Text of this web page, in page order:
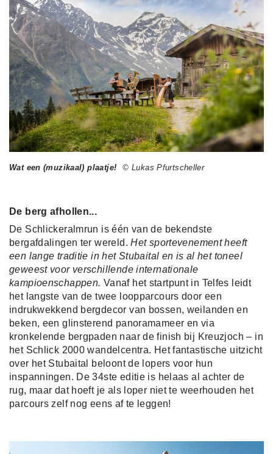
Wat een (muzikaal) plaatje! © Lukas Pfurtscheller
De berg afhollen...
De Schlickeralmrun is één van de bekendste
bergafdalingen ter wereld.Het sportevenement heeft
een lange traditie in het Stubaital en is al het toneel
geweest voor verschillende internationale
kampioenschappen. Vanaf het startpunt in Telfes leidt
het langste van de twee loopparcours door een
indrukwekkend bergdecor van bossen, weilanden en
beken, een glinsterend panoramameer en via
kronkelende bergpaden naar de finish bij Kreuzjoch – in
het Schlick 2000 wandelcentra. Het fantastische uitzicht
over het Stubaital beloont de lopers voor hun
inspanningen. De 34ste editie is helaas al achter de
rug, maar dat hoeft je als loper niet te weerhouden het
parcours zelf nog eens af te leggen!